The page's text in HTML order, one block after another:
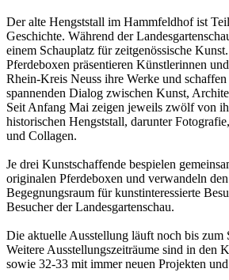
Der alte Hengststall im Hammfeldhof ist
Geschichte. Während der
einem Schauplatz für zeitgenössische
Pferdeboxen präsentieren Künstlerinnen
Rhein-Kreis Neuss ihre Werke und schaffen
spannenden Dialog zwischen Kunst,
Seit Anfang Mai zeigen jeweils zwölf von
historischen Hengststall, darunter
und Collagen.
Je drei Kunstschaffende bespielen
originalen Pferdeboxen und verwandeln
Begegnungsraum für kunstinteressierte
Besucher der Landesgartenschau.
Die aktuelle Ausstellung läuft noch bis zum
Weitere Ausstellungszeiträume sind in den
sowie 32-33 mit immer neuen Projekten